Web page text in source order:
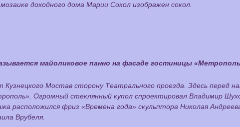
доходного дома Марии Сокол изображен сокол.
майоликовое панно на фасаде гостиницы
Кузнецкого Мостав сторону Театрального проезда. Здесь перед
Огромный стеклянный купол спроектировал Владимир
расположился фриз «Времена года» скульптора Николая
Врубеля.